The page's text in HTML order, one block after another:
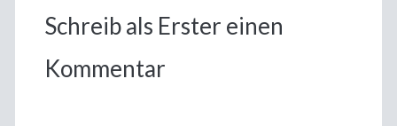
Schreib als Erster einen
Kommentar